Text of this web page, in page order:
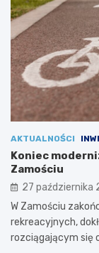
AKTUALNOŚCI
Koniec
Zamościu
27 października
W Zamościu
rekreacyjnych,
rozciągającym się